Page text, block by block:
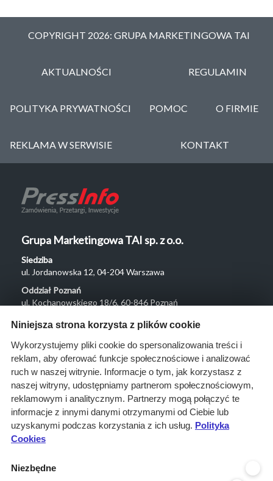
COPYRIGHT 2026: GRUPA MARKETINGOWA TAI
AKTUALNOŚCI REGULAMIN
POLITYKA PRYWATNOŚCI POMOC O FIRMIE
REKLAMA W SERWISIE KONTAKT
Grupa Marketingowa TAI sp. z o.o.
Siedziba
ul. Jordanowska 12, 04-204 Warszawa
Oddział Poznań
ul. Kochanowskiego 18/6, 60-846 Poznań
Menu
O nas
Rozwiązania
Monitoring
przetargów
Raporty
przetargowe
Kontakt
Niniejsza strona korzysta z plików cookie
Wykorzystujemy pliki cookie do spersonalizowania treści i
reklam, aby oferować funkcje społecznościowe i analizować
ruch w naszej witrynie. Informacje o tym, jak korzystasz z
naszej witryny, udostępniamy partnerom społecznościowym,
reklamowym i analitycznym. Partnerzy mogą połączyć te
informacje z innymi danymi otrzymanymi od Ciebie lub
uzyskanymi podczas korzystania z ich usług. Polityka
Cookies
Niezbędne